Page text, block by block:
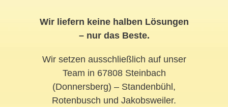
Wir liefern keine halben Lösungen
– nur das Beste.
Wir setzen ausschließlich auf unser
Team in 67808 Steinbach
(Donnersberg) – Standenbühl,
Rotenbusch und Jakobsweiler.